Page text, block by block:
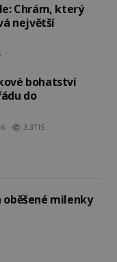
Chrám, který
největší
bohatství
do
3.3TIS
milenky